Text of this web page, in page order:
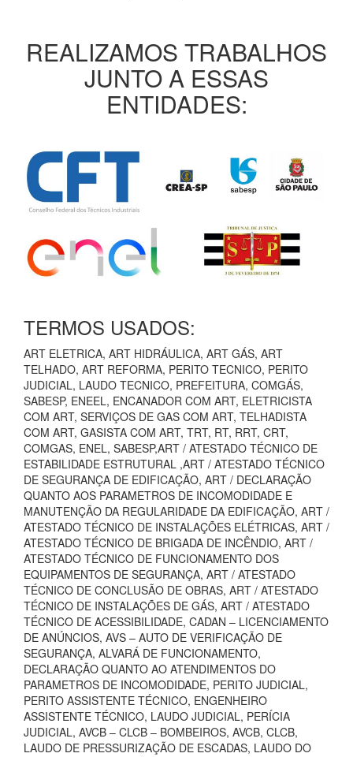
REALIZAMOS TRABALHOS
JUNTO A ESSAS
ENTIDADES:
TERMOS USADOS:
ART ELETRICA, ART HIDRÁULICA, ART GÁS, ART
TELHADO, ART REFORMA, PERITO TECNICO, PERITO
JUDICIAL, LAUDO TECNICO, PREFEITURA, COMGÁS,
SABESP, ENEEL, ENCANADOR COM ART, ELETRICISTA
COM ART, SERVIÇOS DE GAS COM ART, TELHADISTA
COM ART, GASISTA COM ART, TRT, RT, RRT, CRT,
COMGAS, ENEL, SABESP,ART / ATESTADO TÉCNICO DE
ESTABILIDADE ESTRUTURAL ,ART / ATESTADO TÉCNICO
DE SEGURANÇA DE EDIFICAÇÃO, ART / DECLARAÇÃO
QUANTO AOS PARAMETROS DE INCOMODIDADE E
MANUTENÇÃO DA REGULARIDADE DA EDIFICAÇÃO, ART /
ATESTADO TÉCNICO DE INSTALAÇÕES ELÉTRICAS, ART /
ATESTADO TÉCNICO DE BRIGADA DE INCÊNDIO, ART /
ATESTADO TÉCNICO DE FUNCIONAMENTO DOS
EQUIPAMENTOS DE SEGURANÇA, ART / ATESTADO
TÉCNICO DE CONCLUSÃO DE OBRAS, ART / ATESTADO
TÉCNICO DE INSTALAÇÕES DE GÁS, ART / ATESTADO
TÉCNICO DE ACESSIBILIDADE, CADAN – LICENCIAMENTO
DE ANÚNCIOS, AVS – AUTO DE VERIFICAÇÃO DE
SEGURANÇA, ALVARÁ DE FUNCIONAMENTO,
DECLARAÇÃO QUANTO AO ATENDIMENTOS DO
PARAMETROS DE INCOMODIDADE, PERITO JUDICIAL,
PERITO ASSISTENTE TÉCNICO, ENGENHEIRO
ASSISTENTE TÉCNICO, LAUDO JUDICIAL, PERÍCIA
JUDICIAL, AVCB – CLCB – BOMBEIROS, AVCB, CLCB,
LAUDO DE PRESSURIZAÇÃO DE ESCADAS, LAUDO DO